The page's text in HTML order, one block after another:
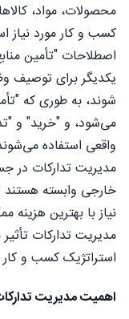
محصولات، مواد،
کسب و کار مورد
اصطلاحات "تأمین
یکدیگر برای توصیف
شوند، به طوری که
می‌شود، و "خرید" و
واقعی استفاده
مدیریت تدارکات در
خارجی وابسته هستند
نیاز با بهترین
مدیریت تدارکات
استراتژیک کسب و
اهمیت مدیریت